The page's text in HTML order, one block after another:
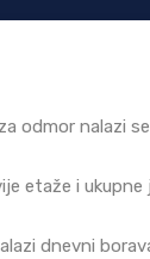
odmor nalazi
etaže i ukupne
dnevni